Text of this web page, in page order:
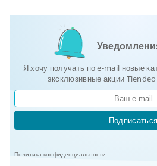
Я хочу получать по e-mail новые
эксклюзивные акции
Подписаться
Политика конфиденциальности